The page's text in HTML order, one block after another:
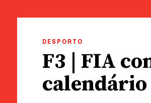
DESPORTO
F3 | FIA
calendário